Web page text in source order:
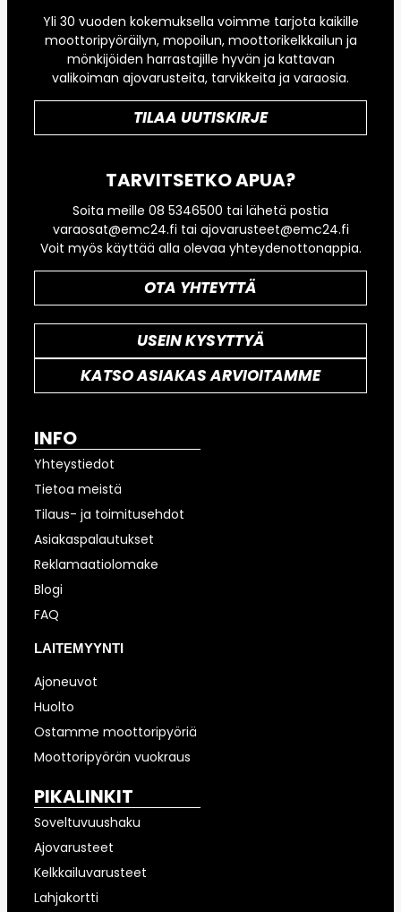
Yli 30 vuoden kokemuksella voimme tarjota kaikille
moottoripyöräilyn, mopoilun, moottorikelkkailun ja
mönkijöiden harrastajille hyvän ja kattavan
valikoiman ajovarusteita, tarvikkeita ja varaosia.
TILAA UUTISKIRJE
TARVITSETKO APUA?
Soita meille 08 5346500 tai lähetä postia
varaosat@emc24.fi tai ajovarusteet@emc24.fi
Voit myös käyttää alla olevaa yhteydenottonappia.
OTA YHTEYTTÄ
USEIN KYSYTTYÄ
KATSO ASIAKAS ARVIOITAMME
INFO
Yhteystiedot
Tietoa meistä
Tilaus- ja toimitusehdot
Asiakaspalautukset
Reklamaatiolomake
Blogi
FAQ
LAITEMYYNTI
Ajoneuvot
Huolto
Ostamme moottoripyöriä
Moottoripyörän vuokraus
PIKALINKIT
Soveltuvuushaku
Ajovarusteet
Kelkkailuvarusteet
Lahjakortti